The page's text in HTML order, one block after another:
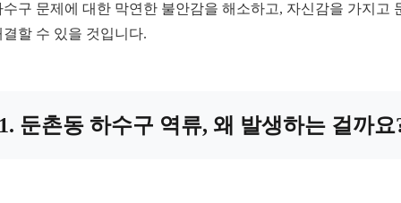
수구 문제에 대한 막연한 불안감을 해소하고, 자신감을 가지고
결할 수 있을 것입니다.
둔촌동 하수구 역류, 왜 발생하는 걸까요